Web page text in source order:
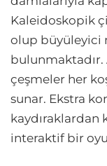
Kaleidoskopik
olup büyüleyici
bulunmaktadır.
çeşmeler her
sunar. Ekstra
kaydıraklardan
interaktif bir